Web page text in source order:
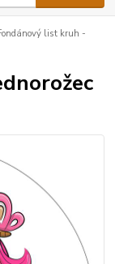
list kruh -